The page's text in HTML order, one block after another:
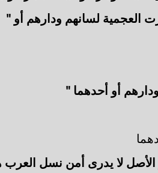
لسانهم ودارهم أو "
أو أحدهما "
الأصل لا يدرى أمن نسل